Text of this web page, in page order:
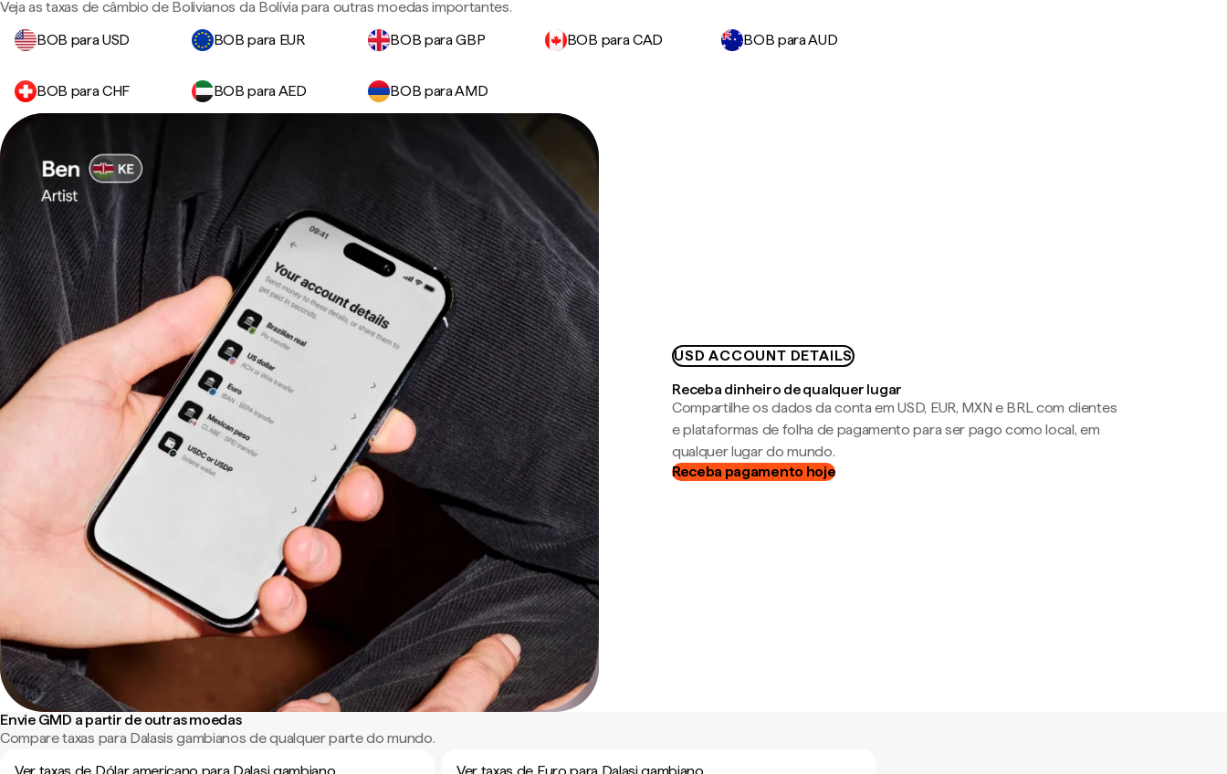
Veja as taxas de câmbio de Bolivianos da Bolívia para outras moedas importantes.
BOB para USD
BOB para EUR BOB para GBP BOB para CAD BOB para AUD
BOB para CHF BOB para AED BOB para AMD
USD ACCOUNT DETAILS
Receba dinheiro de qualquer lugar
Compartilhe os dados da conta em USD, EUR, MXN e BRL com clientes
e plataformas de folha de pagamento para ser pago como local, em
qualquer lugar do mundo.
Receba pagamento hoje
Envie GMD a partir de outras moedas
Compare taxas para Dalasis gambianos de qualquer parte do mundo.